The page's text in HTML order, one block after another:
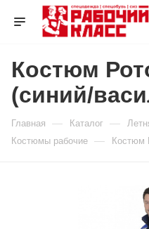
Костюм
(синий/
Главная — Каталог —
Костюмы рабочие — Костюм